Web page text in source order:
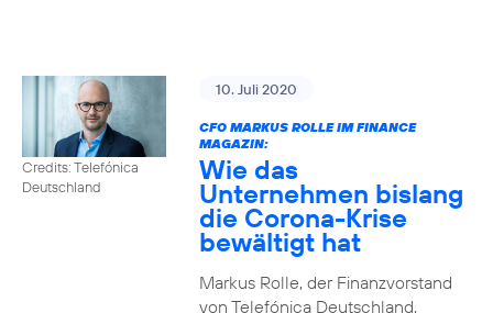
Credits: Telefónica
Deutschland
10. Juli 2020
CFO MARKUS ROLLE IM FINANCE
MAGAZIN:
Wie das
Unternehmen bislang
die Corona-Krise
bewältigt hat
Markus Rolle, der Finanzvorstand
von Telefónica Deutschland,